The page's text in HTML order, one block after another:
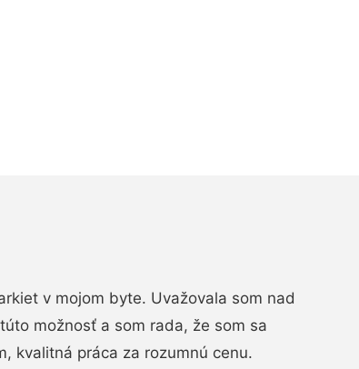
v mojom byte. Uvažovala som nad
možnosť a som rada, že som sa
kvalitná práca za rozumnú cenu.